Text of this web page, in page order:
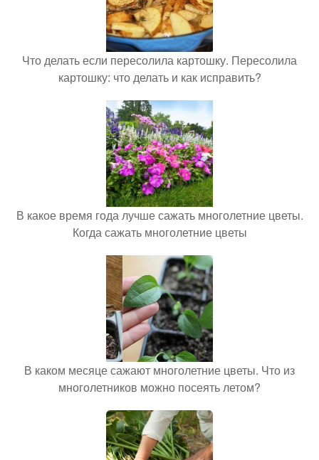
Что делать если пересолила картошку. Пересолила
картошку: что делать и как исправить?
В какое время года лучше сажать многолетние цветы.
Когда сажать многолетние цветы
В каком месяце сажают многолетние цветы. Что из
многолетников можно посеять летом?